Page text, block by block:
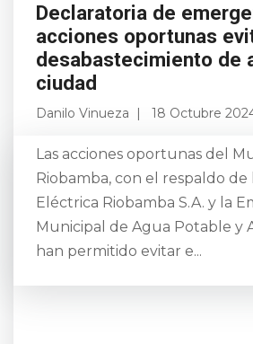
Declaratoria de
acciones oportunas
desabastecimiento de
ciudad
Danilo Vinueza 18 Octubre
Las acciones oportunas del
Riobamba, con el respaldo de
Eléctrica Riobamba S.A. y la
Municipal de Agua Potable y
han permitido evitar e...